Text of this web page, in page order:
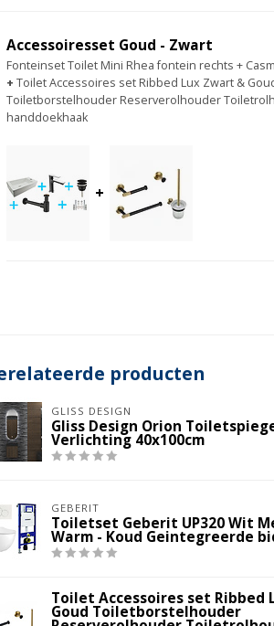
Accessoiresset Goud - Zwart
Fonteinset Toilet Mini Rhea fontein rechts +
+ Toilet Accessoires set Ribbed Lux Zwart &
Toiletborstelhouder Reserverolhouder
handdoekhaak
+
producten
GLISS DESIGN
Gliss Design Orion
Verlichting 40x100cm
GEBERIT
Toiletset Geberit UP320 Wit
Warm - Koud Geintegreerde
Toilet Accessoires set Ribbed
Goud Toiletborstelhouder